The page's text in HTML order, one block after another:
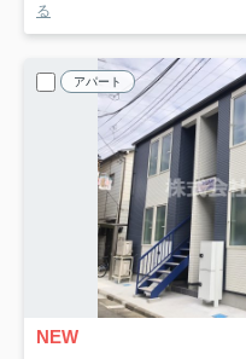
る
アパート
NEW